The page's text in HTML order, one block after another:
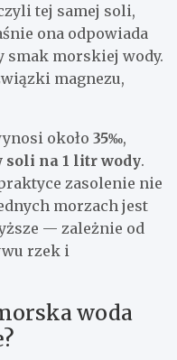
tej samej soli,
ona odpowiada
smak morskiej wody.
magnezu,
około 35‰,
soli na 1 litr wody.
zasolenie nie
morzach jest
— zależnie od
rzek i
woda